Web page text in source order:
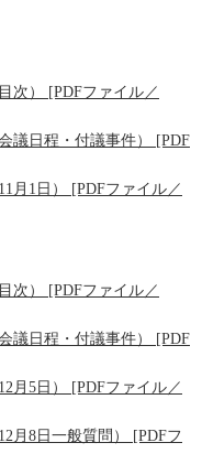
次） [PDFファイル／
議日程・付議事件） [PDF
月1日） [PDFファイル／
次） [PDFファイル／
議日程・付議事件） [PDF
月5日） [PDFファイル／
月8日一般質問） [PDFフ